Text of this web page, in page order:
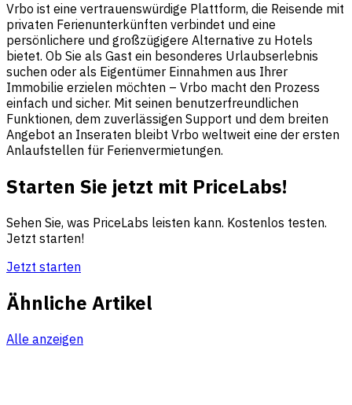
Vrbo ist eine vertrauenswürdige Plattform, die Reisende mit
privaten Ferienunterkünften verbindet und eine
persönlichere und großzügigere Alternative zu Hotels
bietet. Ob Sie als Gast ein besonderes Urlaubserlebnis
suchen oder als Eigentümer Einnahmen aus Ihrer
Immobilie erzielen möchten – Vrbo macht den Prozess
einfach und sicher. Mit seinen benutzerfreundlichen
Funktionen, dem zuverlässigen Support und dem breiten
Angebot an Inseraten bleibt Vrbo weltweit eine der ersten
Anlaufstellen für Ferienvermietungen.
Starten Sie jetzt mit PriceLabs!
Sehen Sie, was PriceLabs leisten kann. Kostenlos testen.
Jetzt starten!
Jetzt starten
Ähnliche Artikel
Alle anzeigen